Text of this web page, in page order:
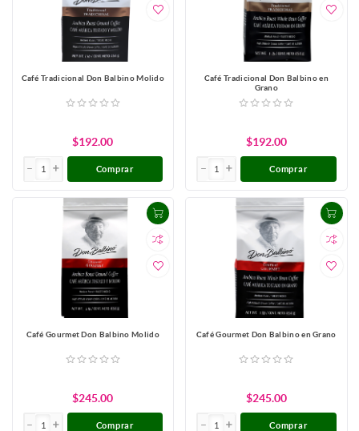
Café Tradicional Don Balbino Molido
$192.00
Comprar
Café Tradicional Don Balbino en
Grano
$192.00
Comprar
Café Gourmet Don Balbino Molido
$245.00
Comprar
Café Gourmet Don Balbino en Grano
$245.00
Comprar